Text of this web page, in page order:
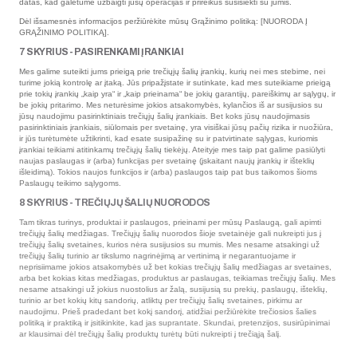
datas, kad galėtume užbaigti jūsų operacijas ir prireikus susisiekti su jumis.
Dėl išsamesnės informacijos peržiūrėkite mūsų Grąžinimo politiką: [NUORODA Į
GRĄŽINIMO POLITIKĄ].
7 SKYRIUS - PASIRENKAMI ĮRANKIAI
Mes galime suteikti jums prieigą prie trečiųjų šalių įrankių, kurių nei mes stebime, nei
turime jokią kontrolę ar įtaką. Jūs pripažįstate ir sutinkate, kad mes suteikiame prieigą
prie tokių įrankių „kaip yra“ ir „kaip prieinama“ be jokių garantijų, pareiškimų ar sąlygų, ir
be jokių pritarimo. Mes neturėsime jokios atsakomybės, kylančios iš ar susijusios su
jūsų naudojimu pasirinktiniais trečiųjų šalių įrankiais. Bet koks jūsų naudojimasis
pasirinktiniais įrankiais, siūlomais per svetainę, yra visiškai jūsų pačių rizika ir nuožiūra,
ir jūs turėtumėte užtikrinti, kad esate susipažinę su ir patvirtinate sąlygas, kuriomis
įrankiai teikiami atitinkamų trečiųjų šalių tiekėjų. Ateityje mes taip pat galime pasiūlyti
naujas paslaugas ir (arba) funkcijas per svetainę (įskaitant naujų įrankių ir išteklių
išleidimą). Tokios naujos funkcijos ir (arba) paslaugos taip pat bus taikomos šioms
Paslaugų teikimo sąlygoms.
8 SKYRIUS - TREČIŲJŲ ŠALIŲ NUORODOS
Tam tikras turinys, produktai ir paslaugos, prieinami per mūsų Paslaugą, gali apimti
trečiųjų šalių medžiagas. Trečiųjų šalių nuorodos šioje svetainėje gali nukreipti jus į
trečiųjų šalių svetaines, kurios nėra susijusios su mumis. Mes nesame atsakingi už
trečiųjų šalių turinio ar tikslumo nagrinėjimą ar vertinimą ir negarantuojame ir
neprisiimame jokios atsakomybės už bet kokias trečiųjų šalių medžiagas ar svetaines,
arba bet kokias kitas medžiagas, produktus ar paslaugas, teikiamas trečiųjų šalių. Mes
nesame atsakingi už jokius nuostolius ar žalą, susijusią su prekių, paslaugų, išteklių,
turinio ar bet kokių kitų sandorių, atliktų per trečiųjų šalių svetaines, pirkimu ar
naudojimu. Prieš pradedant bet kokį sandorį, atidžiai peržiūrėkite trečiosios šalies
politiką ir praktiką ir įsitikinkite, kad jas suprantate. Skundai, pretenzijos, susirūpinimai
ar klausimai dėl trečiųjų šalių produktų turėtų būti nukreipti į trečiąją šalį.